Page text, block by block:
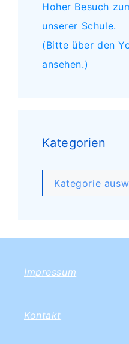
Hoher Besuch
unserer Schule.
(Bitte über den
ansehen.)
Kategorien
Kategorien
Impressum
Kontakt